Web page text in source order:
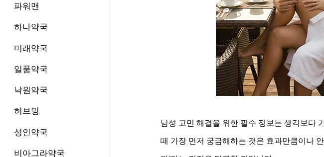
남성 고민 해결을 위한 필수 정보는 생각보다
때 가장 먼저 궁금해하는 것은 효과만큼이나
파워맨
하나약국
미래약국
일품약국
낙원약국
허브밍
성인약국
비아그라약국